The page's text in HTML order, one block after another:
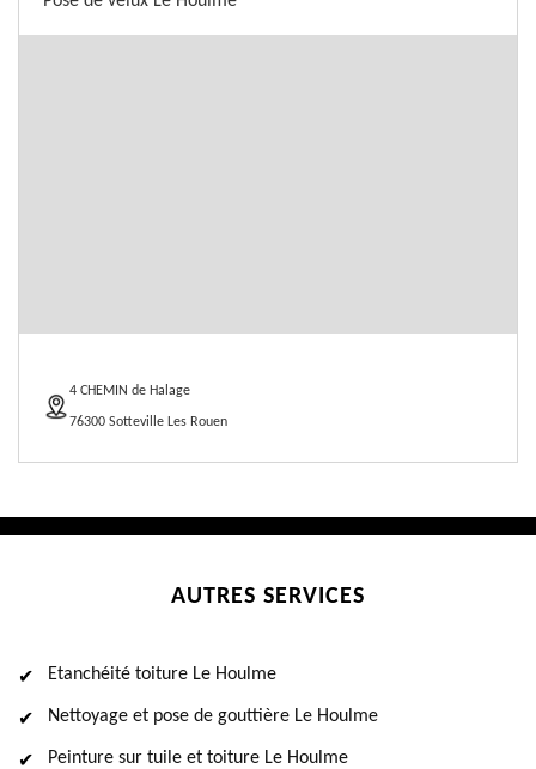
4 CHEMIN de Halage
76300 Sotteville Les Rouen
AUTRES SERVICES
Etanchéité toiture Le Houlme
Nettoyage et pose de gouttière Le Houlme
Peinture sur tuile et toiture Le Houlme